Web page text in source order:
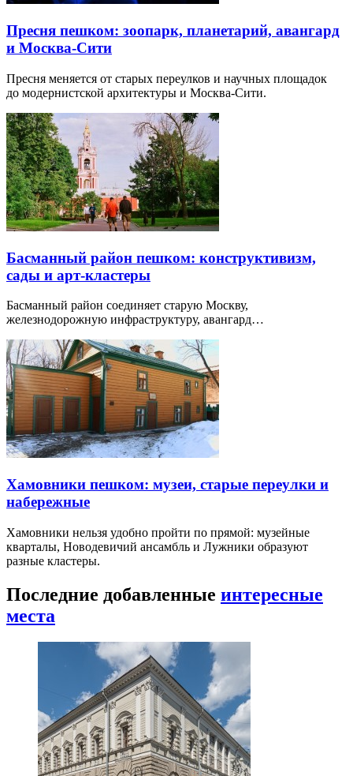
Пресня пешком: зоопарк, планетарий, авангард
и Москва-Сити
Пресня меняется от старых переулков и научных площадок
до модернистской архитектуры и Москва-Сити.
Басманный район пешком: конструктивизм,
сады и арт-кластеры
Басманный район соединяет старую Москву,
железнодорожную инфраструктуру, авангард…
Хамовники пешком: музеи, старые переулки и
набережные
Хамовники нельзя удобно пройти по прямой: музейные
кварталы, Новодевичий ансамбль и Лужники образуют
разные кластеры.
Последние добавленные интересные
места